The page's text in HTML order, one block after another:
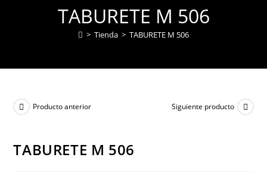
TABURETE M 506
> Tienda > TABURETE M 506
¡OFERTA!
Producto anterior Siguiente producto
TABURETE M 506